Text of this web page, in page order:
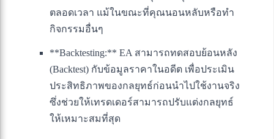
ตลอดเวลา แม้ในขณะที่คุณนอนหลับหรือทำ
กิจกรรมอื่นๆ
**Backtesting:** EA สามารถทดสอบย้อนหลัง
(Backtest) กับข้อมูลราคาในอดีต เพื่อประเมิน
ประสิทธิภาพของกลยุทธ์ก่อนนำไปใช้งานจริง
ซึ่งช่วยให้เทรดเดอร์สามารถปรับแต่งกลยุทธ์
ให้เหมาะสมที่สุด